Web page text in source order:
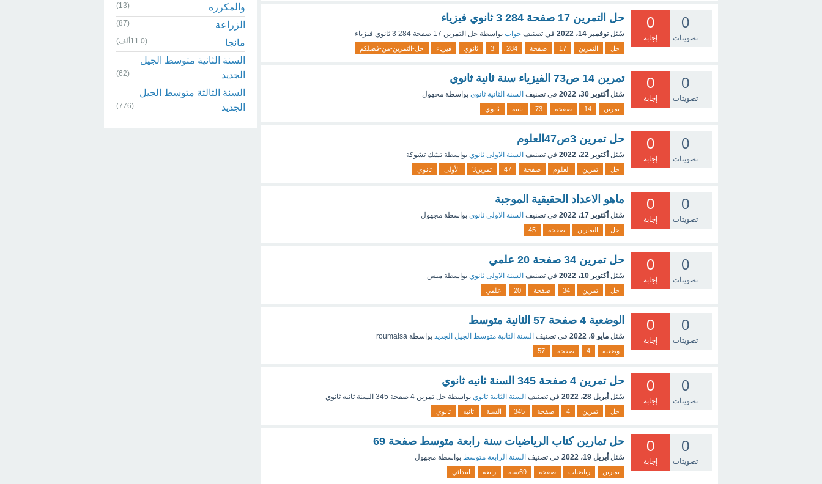
0
تصويتات
0
إجابة
حل التمرين 17 صفحة 284 3 ثانوي فيزياء
سُئل نوفمبر 14، 2022 في تصنيف جواب بواسطة حل التمرين 17 صفحة 284 3 ثانوي فيزياء
حل التمرين 17 صفحة 284
3 ثانوي فيزياء حل-التمرين-من-فضلكم
0
تصويتات
0
إجابة
تمرين 14 ص73 الفيزياء سنة ثانية ثانوي
سُئل أكتوبر 30، 2022 في تصنيف السنة الثانية ثانوي بواسطة مجهول
تمرين 14 صفحة 73 ثانية ثانوي
0
تصويتات
0
إجابة
حل تمرين 3ص47العلوم
سُئل أكتوبر 22، 2022 في تصنيف السنة الاولى ثانوي بواسطة تشك تشوكة
حل تمرين العلوم صفحة 47 تمرين3 الأولى ثانوي
0
تصويتات
0
إجابة
ماهو الاعداد الحقيقية الموجبة
سُئل أكتوبر 17، 2022 في تصنيف السنة الاولى ثانوي بواسطة مجهول
حل التمارين صفحة 45
0
تصويتات
0
إجابة
حل تمرين 34 صفحة 20 علمي
سُئل أكتوبر 10، 2022 في تصنيف السنة الاولى ثانوي بواسطة ميس
حل تمرين 34 صفحة 20 علمي
0
تصويتات
0
إجابة
الوضعية 4 صفحة 57 الثانية متوسط
سُئل مايو 9، 2022 في تصنيف السنة الثانية متوسط الجيل الجديد بواسطة roumaisa
وضعية 4 صفحة 57
0
تصويتات
0
إجابة
حل تمرين 4 صفحة 345 السنة ثانيه ثانوي
سُئل أبريل 28، 2022 في تصنيف السنة الثانية ثانوي بواسطة حل تمرين 4 صفحة 345 السنة ثانيه ثانوي
حل تمرين 4 صفحة 345 السنة ثانيه ثانوي
0
تصويتات
0
إجابة
حل تمارين كتاب الرياضيات سنة رابعة متوسط صفحة 69
سُئل أبريل 19، 2022 في تصنيف السنة الرابعة متوسط بواسطة مجهول
تمارين رياضيات صفحة 69سنة رابعة ابتدائي
والمكرره
(13)
الزراعة (87)
مانجا (11.0ألف)
السنة الثانية متوسط الجيل
الجديد
(62)
السنة الثالثة متوسط الجيل
الجديد
(776)